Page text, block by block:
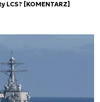
[KOMENTARZ]